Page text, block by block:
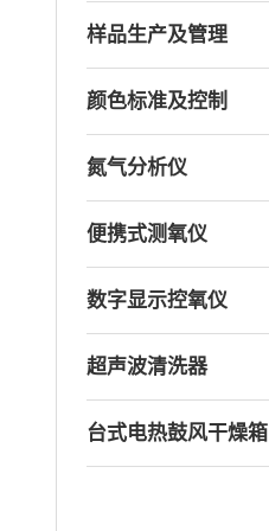
样品生产及管理
颜色标准及控制
氮气分析仪
便携式测氧仪
数字显示控氧仪
超声波清洗器
台式电热鼓风干燥箱